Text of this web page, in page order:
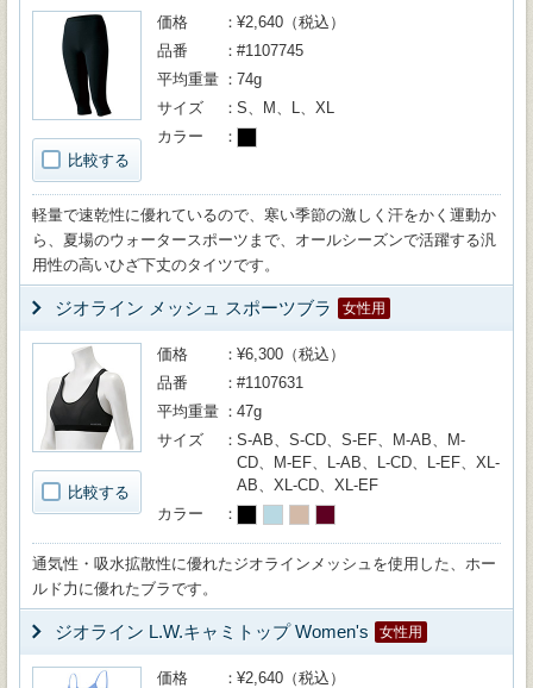
比較する
価格
¥2,640（税込）
品番
#1107745
平均重量
74g
サイズ
S、M、L、XL
カラー
軽量で速乾性に優れているので、寒い季節の激しく汗をかく運動か
ら、夏場のウォータースポーツまで、オールシーズンで活躍する汎
用性の高いひざ下丈のタイツです。
ジオライン メッシュ スポーツブラ 女性用
比較する
価格
¥6,300（税込）
品番
#1107631
平均重量
47g
サイズ
S-AB、S-CD、S-EF、M-AB、M-
CD、M-EF、L-AB、L-CD、L-EF、XL-
AB、XL-CD、XL-EF
カラー
通気性・吸水拡散性に優れたジオラインメッシュを使用した、ホー
ルド力に優れたブラです。
ジオライン L.W.キャミトップ Women's 女性用
価格
¥2,640（税込）